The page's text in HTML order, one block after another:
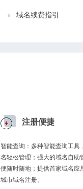
域名续费指引
注册便捷
智能查询：多种智能查询工具
名轻松管理；强大的域名自
便随时随地；提供首家域名应
城市域名注册。